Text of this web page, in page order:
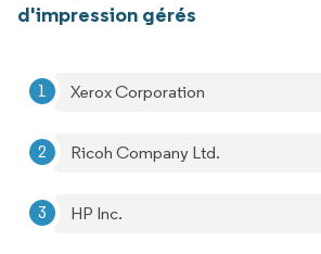
d'impression gérés
Xerox Corporation
Ricoh Company Ltd.
HP Inc.